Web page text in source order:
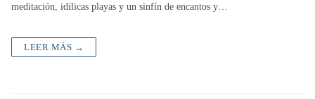
meditación, idílicas playas y un sinfín de encantos y…
LEER MÁS →